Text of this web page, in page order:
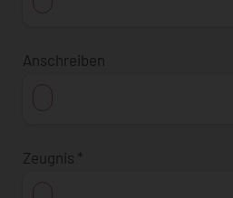
Anschreiben
Zeugnis *